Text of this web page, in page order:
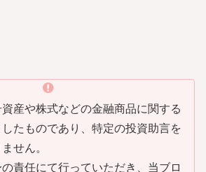
産や株式などの金融商品に関する
たものであり、特定の投資助言を
せん。
責任にて行っていただき、当ブロ